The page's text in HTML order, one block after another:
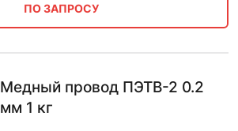
ПО ЗАПРОСУ
Медный провод ПЭТВ-2 0.2
мм 1 кг